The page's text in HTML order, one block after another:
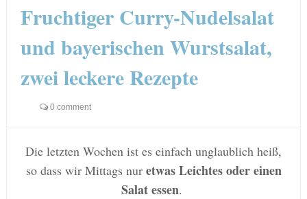
Fruchtiger Curry-Nudelsalat
und bayerischen Wurstsalat,
zwei leckere Rezepte
0 comment
Die letzten Wochen ist es einfach unglaublich heiß,
so dass wir Mittags nur etwas Leichtes oder einen
Salat essen.